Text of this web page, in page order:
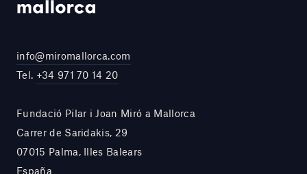
info@miromallorca.com
Tel. +34 971 70 14 20
Fundació Pilar i Joan Miró a Mallorca
Carrer de Saridakis, 29
07015 Palma, Illes Balears
España